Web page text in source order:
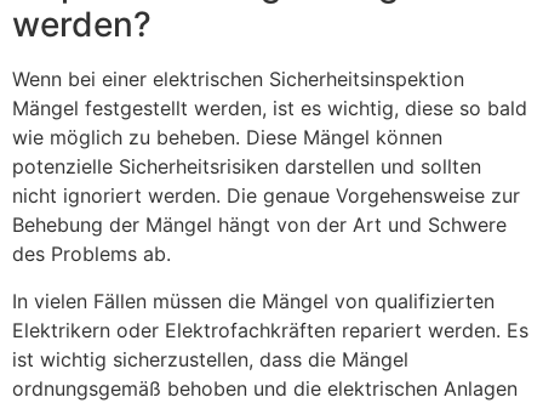
werden?
Wenn bei einer elektrischen Sicherheitsinspektion
Mängel festgestellt werden, ist es wichtig, diese so bald
wie möglich zu beheben. Diese Mängel können
potenzielle Sicherheitsrisiken darstellen und sollten
nicht ignoriert werden. Die genaue Vorgehensweise zur
Behebung der Mängel hängt von der Art und Schwere
des Problems ab.
In vielen Fällen müssen die Mängel von qualifizierten
Elektrikern oder Elektrofachkräften repariert werden. Es
ist wichtig sicherzustellen, dass die Mängel
ordnungsgemäß behoben und die elektrischen Anlagen